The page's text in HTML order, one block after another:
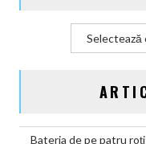
Bateria de pe patru